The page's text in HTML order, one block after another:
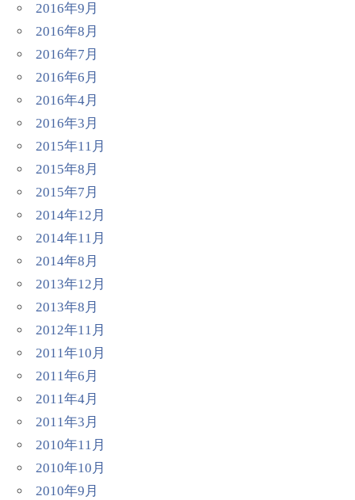
2016年9月
2016年8月
2016年7月
2016年6月
2016年4月
2016年3月
2015年11月
2015年8月
2015年7月
2014年12月
2014年11月
2014年8月
2013年12月
2013年8月
2012年11月
2011年10月
2011年6月
2011年4月
2011年3月
2010年11月
2010年10月
2010年9月